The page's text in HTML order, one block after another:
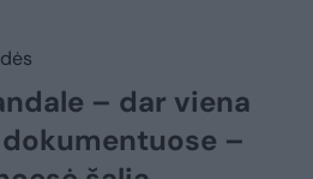
– dar viena
–